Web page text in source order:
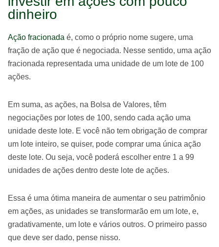
dinheiro
Ação fracionada é, como o próprio nome sugere, uma
fração de ação que é negociada. Nesse sentido, uma ação
fracionada representada uma unidade de um lote de 100
ações.
Em suma, as ações, na Bolsa de Valores, têm
negociações por lotes de 100, sendo cada ação uma
unidade deste lote. E você não tem obrigação de comprar
um lote inteiro, se quiser, pode comprar uma única ação
deste lote. Ou seja, você poderá escolher entre 1 a 99
unidades de ações dentro deste lote de ações.
Essa é uma ótima maneira de aumentar o seu patrimônio
em ações, as unidades se transformarão em um lote, e,
gradativamente, um lote e vários outros. O primeiro passo
que deve ser dado, pense nisso.